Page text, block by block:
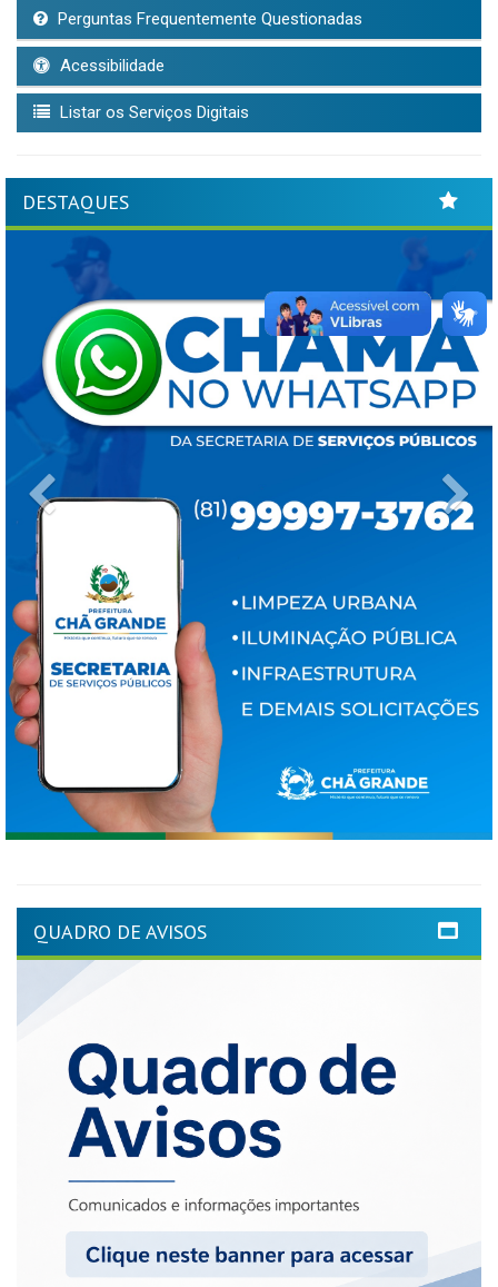
Perguntas Frequentemente Questionadas
Acessibilidade
Listar os Serviços Digitais
DESTAQUES
QUADRO DE AVISOS